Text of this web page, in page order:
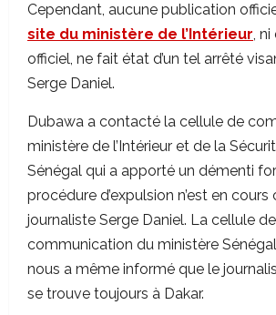
Cependant, aucune publication
site du ministère de l’Intérieur, ni
officiel, ne fait état d’un tel arrêté
Serge Daniel.
Dubawa a contacté la cellule de
ministère de l’Intérieur et de la
Sénégal qui a apporté un démenti
procédure d’expulsion n’est en
journaliste Serge Daniel. La cellule de
communication du ministère
nous a même informé que le
se trouve toujours à Dakar.